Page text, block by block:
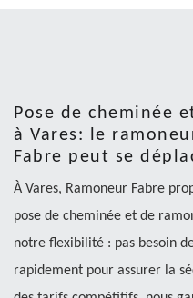
Pose de cheminée
à Vares: le
Fabre peut se
À Vares, Ramoneur Fabre
pose de cheminée et de
notre flexibilité : pas besoin
rapidement pour assurer la